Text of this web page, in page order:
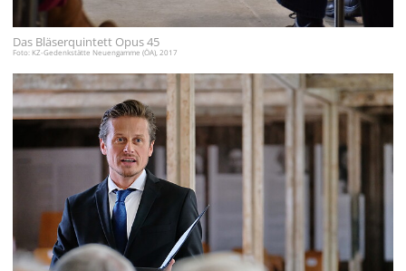
Das Bläserquintett Opus 45
Foto: KZ-Gedenkstätte Neuengamme (ÖA), 2017